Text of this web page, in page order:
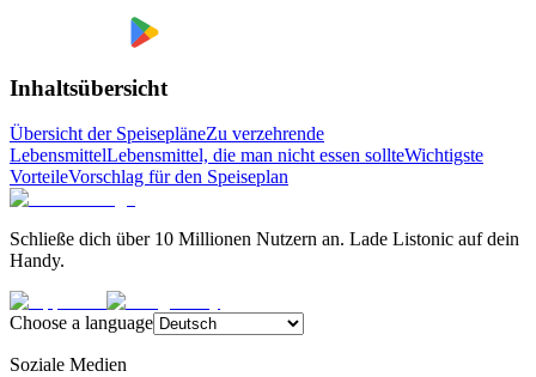
Inhaltsübersicht
Übersicht der SpeisepläneZu verzehrende
LebensmittelLebensmittel, die man nicht essen sollteWichtigste
VorteileVorschlag für den Speiseplan
Schließe dich über 10 Millionen Nutzern an. Lade Listonic auf dein
Handy.
Choose a language
Soziale Medien